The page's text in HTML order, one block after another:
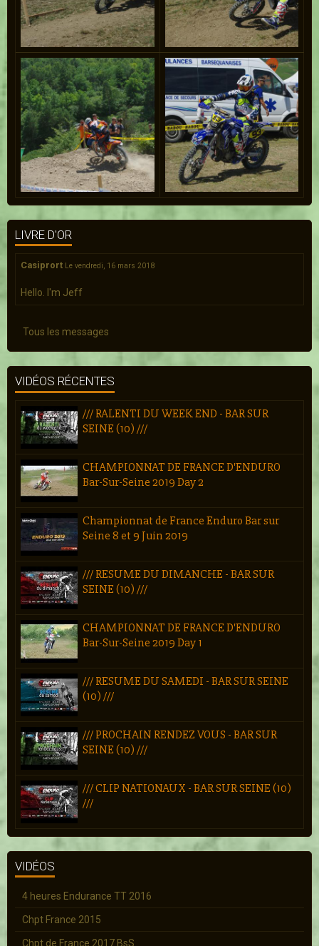
LIVRE D'OR
Casiprort Le vendredi, 16 mars 2018
Hello. I'm Jeff
Tous les messages
VIDÉOS RÉCENTES
/// RALENTI DU WEEK END - BAR SUR
SEINE (10) ///
CHAMPIONNAT DE FRANCE D'ENDURO
Bar-Sur-Seine 2019 Day 2
Championnat de France Enduro Bar sur
Seine 8 et 9 Juin 2019
/// RESUME DU DIMANCHE - BAR SUR
SEINE (10) ///
CHAMPIONNAT DE FRANCE D'ENDURO
Bar-Sur-Seine 2019 Day 1
/// RESUME DU SAMEDI - BAR SUR SEINE
(10) ///
/// PROCHAIN RENDEZ VOUS - BAR SUR
SEINE (10) ///
/// CLIP NATIONAUX - BAR SUR SEINE (10)
///
VIDÉOS
4 heures Endurance TT 2016
Chpt France 2015
Chpt de France 2017 BsS